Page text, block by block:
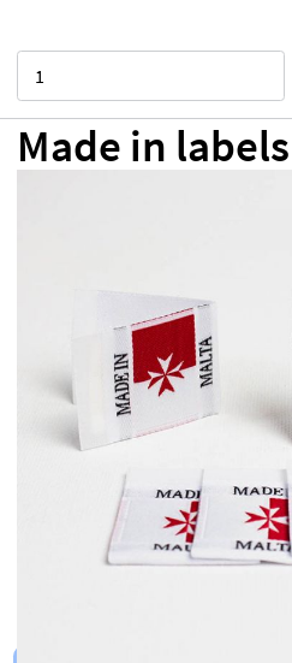
Made in